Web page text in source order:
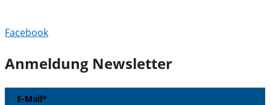
Facebook
Anmeldung Newsletter
E-Mail*